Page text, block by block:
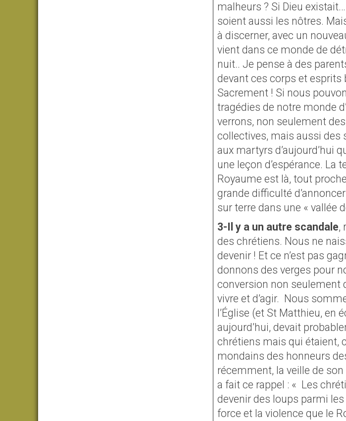
malheurs ? Si Dieu
soient aussi les nôtres.
à discerner, avec un
vient dans ce monde de
nuit.. Je pense à des
devant ces corps et
Sacrement ! Si nous
tragédies de notre monde
verrons, non seulement
collectives, mais aussi des
aux martyrs d’aujourd’hui
une leçon d’espérance. La
Royaume est là, tout
grande difficulté
sur terre dans une « vallée
3-Il y a un autre scandale,
des chrétiens. Nous ne
devenir ! Et ce n’est pas
donnons des verges pour
conversion non seulement
vivre et d’agir. Nous
l’Église (et St Matthieu, en
aujourd’hui, devait
chrétiens mais qui étaient,
mondains des honneurs
récemment, la veille de son
a fait ce rappel : « Les
devenir des loups parmi les
force et la violence que le